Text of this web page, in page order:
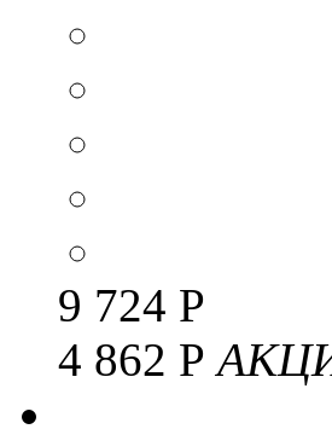
9 724 Р
4 862 Р